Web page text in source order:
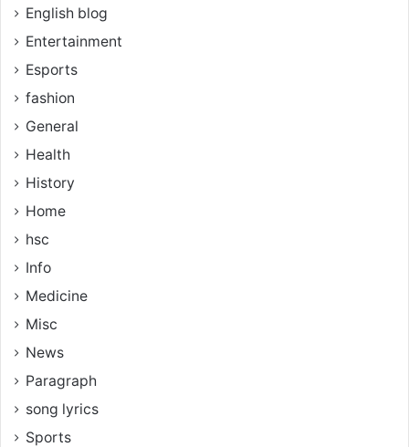
English blog
Entertainment
Esports
fashion
General
Health
History
Home
hsc
Info
Medicine
Misc
News
Paragraph
song lyrics
Sports